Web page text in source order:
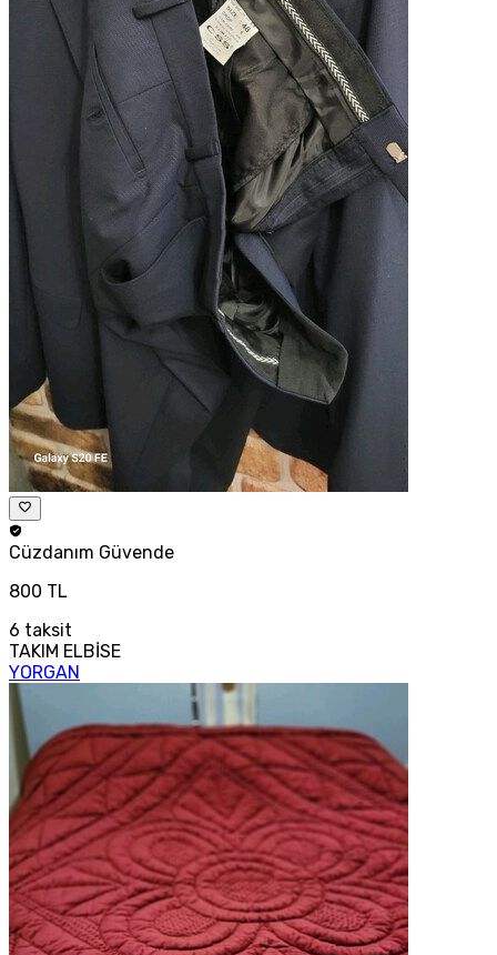
Cüzdanım Güvende
800 TL
6 taksit
TAKIM ELBİSE
YORGAN